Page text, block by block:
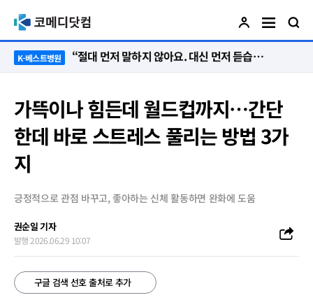
K-베스트병원 “절대 먼저 말하지 않아요. 대신 먼저 듣습니다”
가뜩이나 힘든데 월드컵까지…간단
한데 바로 스트레스 풀리는 방법 3가
지
긍정적으로 관점 바꾸고, 좋아하는 신체 활동하면 완화에 도움
권순일 기자
발행 2026.06.29 10:07
구글 검색 선호 출처로 추가